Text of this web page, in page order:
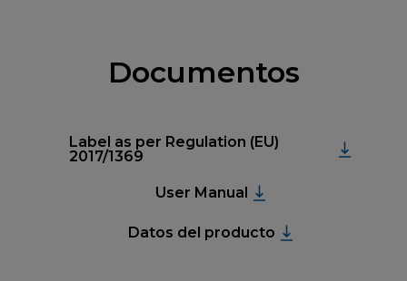
Documentos
Label as per Regulation (EU)
2017/1369
User Manual
Datos del producto